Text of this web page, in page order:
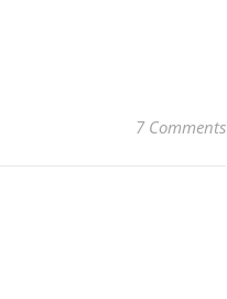
7 Comments